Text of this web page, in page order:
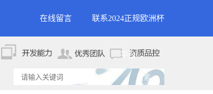
在线留言 联系2024正规欧洲杯
平台